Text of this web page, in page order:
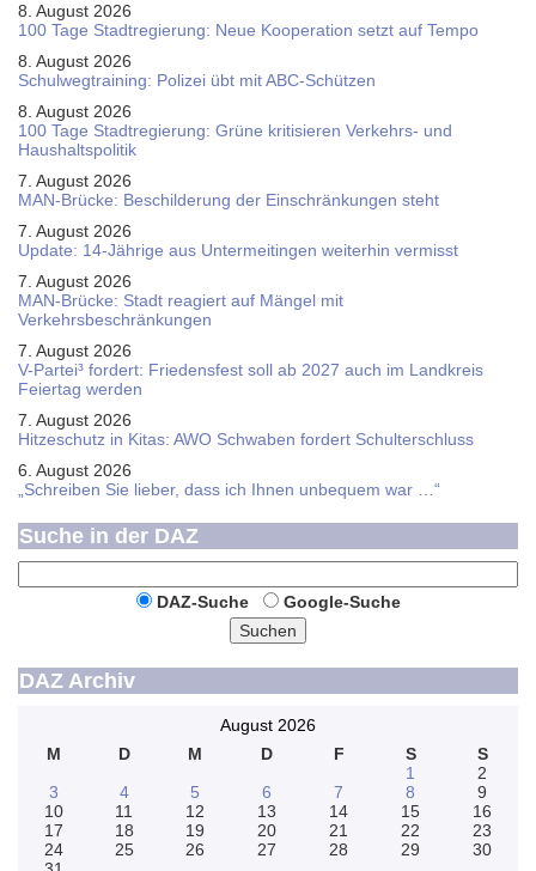
8. August 2026
100 Tage Stadtregierung: Neue Kooperation setzt auf Tempo
8. August 2026
Schul­weg­trai­ning: Poli­zei übt mit ABC-Schüt­zen
8. August 2026
100 Tage Stadtregierung: Grüne kritisieren Verkehrs- und
Haushaltspolitik
7. August 2026
MAN-Brücke: Beschilderung der Einschränkungen steht
7. August 2026
Update: 14-Jährige aus Untermeitingen weiterhin vermisst
7. August 2026
MAN-Brücke: Stadt reagiert auf Mängel mit
Verkehrsbeschränkungen
7. August 2026
V-Partei­³ fordert: Friedens­fest soll ab 2027 auch im Land­kreis
Feier­tag werden
7. August 2026
Hitzeschutz in Kitas: AWO Schwaben fordert Schulterschluss
6. August 2026
„Schreiben Sie lieber, dass ich Ihnen unbequem war …“
Suche in der DAZ
DAZ-Suche
Google-Suche
Suchen
DAZ Archiv
August 2026
M
D M D F S
S
1
2
3
4 5 6 7 8
9
10
11 12 13 14 15
16
17
18 19 20 21 22
23
24
25 26 27 28 29
30